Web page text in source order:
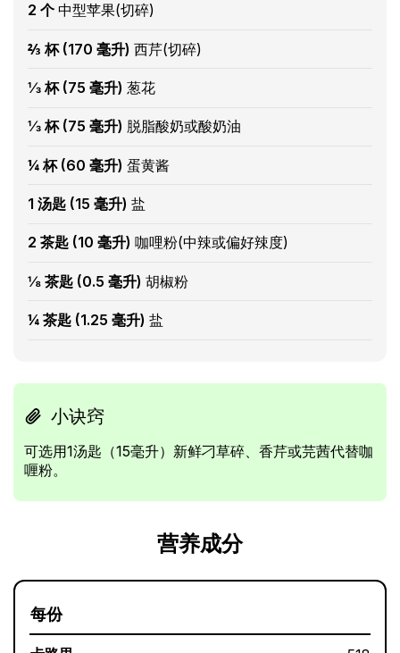
2 个 中型苹果(切碎)
⅔ 杯 (170 毫升) 西芹(切碎)
⅓ 杯 (75 毫升) 葱花
⅓ 杯 (75 毫升) 脱脂酸奶或酸奶油
¼ 杯 (60 毫升) 蛋黄酱
1 汤匙 (15 毫升) 盐
2 茶匙 (10 毫升) 咖哩粉(中辣或偏好辣度)
⅛ 茶匙 (0.5 毫升) 胡椒粉
¼ 茶匙 (1.25 毫升) 盐
小诀窍
可选用1汤匙（15毫升）新鲜刁草碎、香芹或芫茜代替咖
喱粉。
营养成分
每份